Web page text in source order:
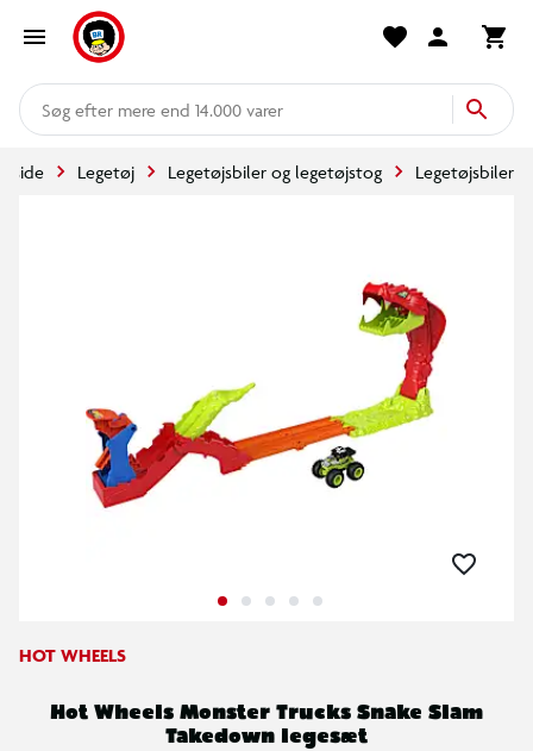
mere end 14.000 varer
Legetøj Legetøjsbiler og legetøjstog Legetøjsbiler
HOT WHEELS
Hot Wheels Monster Trucks Snake Slam
Takedown legesæt